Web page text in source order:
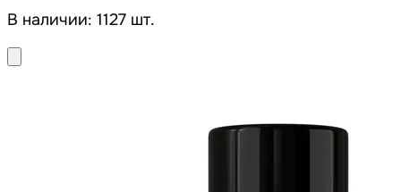
В наличии: 1127 шт.